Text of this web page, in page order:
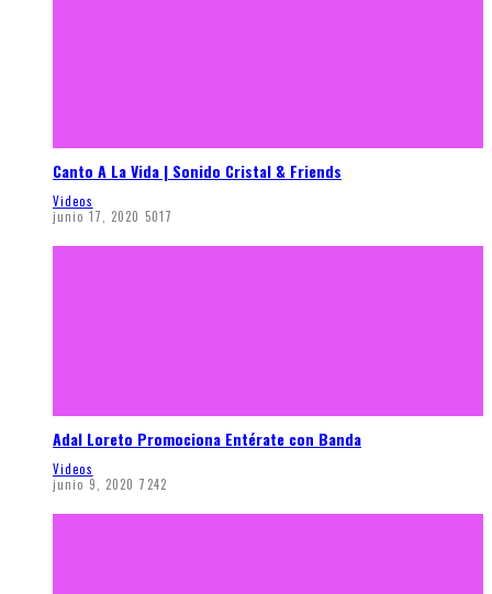
Canto A La Vida | Sonido Cristal & Friends
Videos
junio 17, 2020 5017
Adal Loreto Promociona Entérate con Banda
Videos
junio 9, 2020 7242